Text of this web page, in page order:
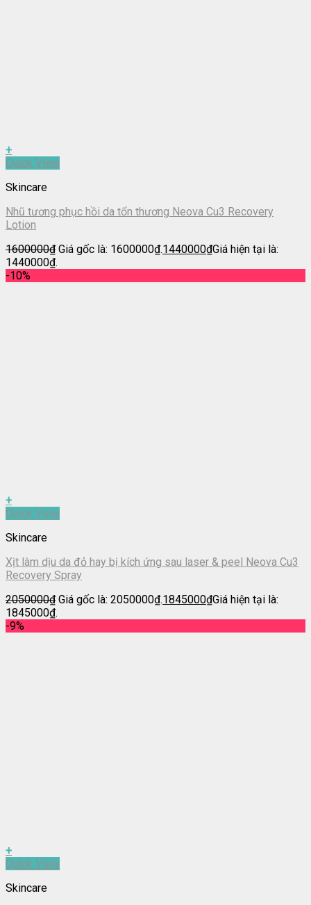
+
Quick View
Skincare
Nhũ tương phục hồi da tổn thương Neova Cu3 Recovery
Lotion
1600000₫ Giá gốc là: 1600000₫.1440000₫Giá hiện tại là:
1440000₫.
-10%
+
Quick View
Skincare
Xịt làm dịu da đỏ hay bị kích ứng sau laser & peel Neova Cu3
Recovery Spray
2050000₫ Giá gốc là: 2050000₫.1845000₫Giá hiện tại là:
1845000₫.
-9%
+
Quick View
Skincare